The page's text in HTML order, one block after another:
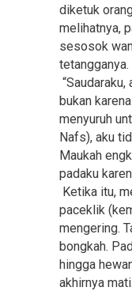
diketuk
melihatnya,
sesosok
tetangganya.
bukan
menyuruh
Nafs), aku
Maukah
padaku
Ketika itu,
paceklik
mengering.
bongkah.
hingga
akhirnya